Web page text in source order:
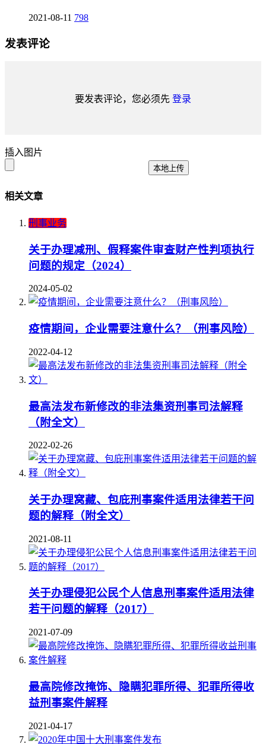
2021-08-11 798
发表评论
要发表评论，您必须先 登录
插入图片
本地上传
相关文章
刑事业务
关于办理减刑、假释案件审查财产性判项执行
问题的规定（2024）
2024-05-02
疫情期间，企业需要注意什么？（刑事风险）
2022-04-12
最高法发布新修改的非法集资刑事司法解释
（附全文）
2022-02-26
关于办理窝藏、包庇刑事案件适用法律若干问
题的解释（附全文）
2021-08-11
关于办理侵犯公民个人信息刑事案件适用法律
若干问题的解释（2017）
2021-07-09
最高院修改掩饰、隐瞒犯罪所得、犯罪所得收
益刑事案件解释
2021-04-17